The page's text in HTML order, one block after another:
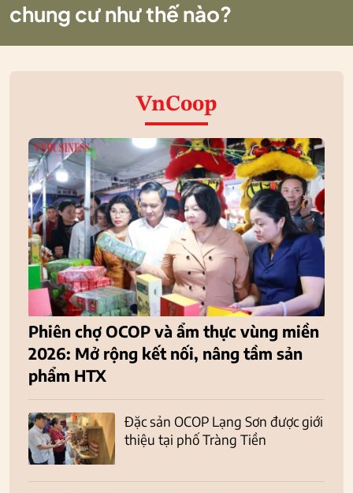
chung cư như thế nào?
VnCoop
Phiên chợ OCOP và ẩm thực vùng miền
2026: Mở rộng kết nối, nâng tầm sản
phẩm HTX
Đặc sản OCOP Lạng Sơn được giới
thiệu tại phố Tràng Tiền